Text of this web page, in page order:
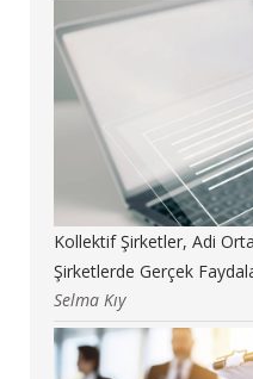
Kollektif Şirketler, Adi
Şirketlerde Gerçek
Selma Kıy